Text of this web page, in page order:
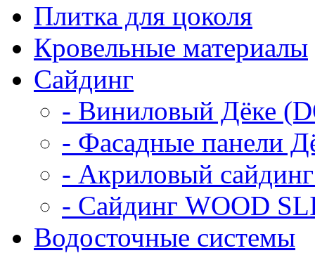
Плитка для цоколя
Кровельные материалы
Сайдинг
- Виниловый Дёке
- Фасадные панели
- Акриловый
- Сайдинг WOOD
Водосточные системы